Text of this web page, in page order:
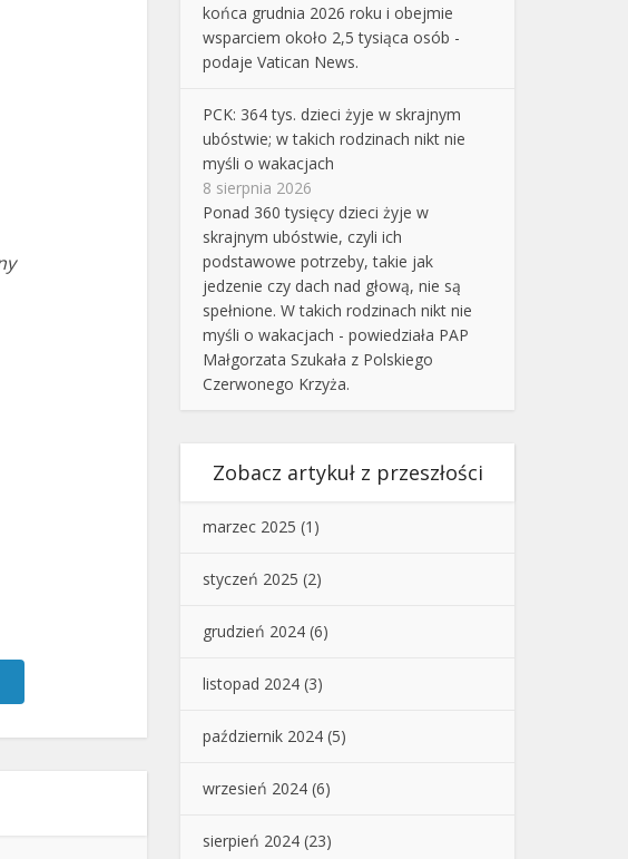
końca grudnia 2026 roku i obejmie
wsparciem około 2,5 tysiąca osób -
podaje Vatican News.
PCK: 364 tys. dzieci żyje w skrajnym
ubóstwie; w takich rodzinach nikt nie
myśli o wakacjach
8 sierpnia 2026
Ponad 360 tysięcy dzieci żyje w
skrajnym ubóstwie, czyli ich
podstawowe potrzeby, takie jak
jedzenie czy dach nad głową, nie są
spełnione. W takich rodzinach nikt nie
myśli o wakacjach - powiedziała PAP
Małgorzata Szukała z Polskiego
Czerwonego Krzyża.
Zobacz artykuł z przeszłości
marzec 2025 (1)
styczeń 2025 (2)
grudzień 2024 (6)
listopad 2024 (3)
październik 2024 (5)
wrzesień 2024 (6)
sierpień 2024 (23)